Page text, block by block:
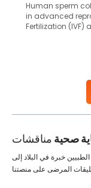
Human sperm
in advanced
Fertilization (IVF)
collected, they
صحية مناقشات
خبرة في البلاد إلى